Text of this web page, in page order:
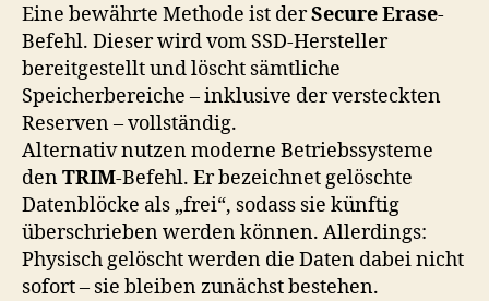
Eine bewährte Methode ist derSecure Erase-
Befehl. Dieser wird vom SSD-Hersteller
bereitgestellt und löscht sämtliche
Speicherbereiche – inklusive der versteckten
Reserven – vollständig.
Alternativ nutzen moderne Betriebssysteme
denTRIM-Befehl. Er bezeichnet gelöschte
Datenblöcke als „frei“, sodass sie künftig
überschrieben werden können. Allerdings:
Physisch gelöscht werden die Daten dabei nicht
sofort – sie bleiben zunächst bestehen.